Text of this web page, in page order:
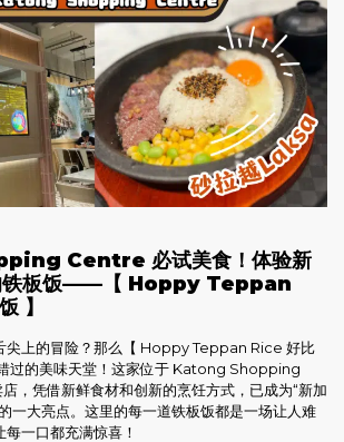
Centre 必试美食！体验新
铁板饭——【 Hoppy Teppan
】
尖上的冒险？那么【 Hoppy Teppan Rice 好比
过的美味天堂！这家位于 Katong Shopping
，凭借新鲜食材和创新的烹饪方式，已成为“新加
一大亮点。这里的每一道铁板饭都是一场让人难
一口都充满惊喜！